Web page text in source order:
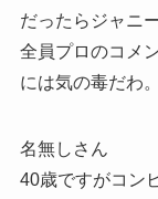
だったらジャニ
全員プロのコメ
には気の毒だわ。
名無しさん
40歳ですがコン